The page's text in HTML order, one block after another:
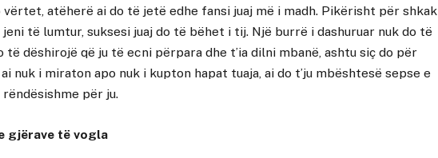
vërtet, atëherë ai do të jetë edhe fansi juaj më i madh. Pikërisht për shkak
të lumtur, suksesi juaj do të bëhet i tij. Një burrë i dashuruar nuk do të
të dëshirojë që ju të ecni përpara dhe t’ia dilni mbanë, ashtu siç do për
nuk i miraton apo nuk i kupton hapat tuaja, ai do t’ju mbështesë sepse e
për ju.
gjërave të vogla